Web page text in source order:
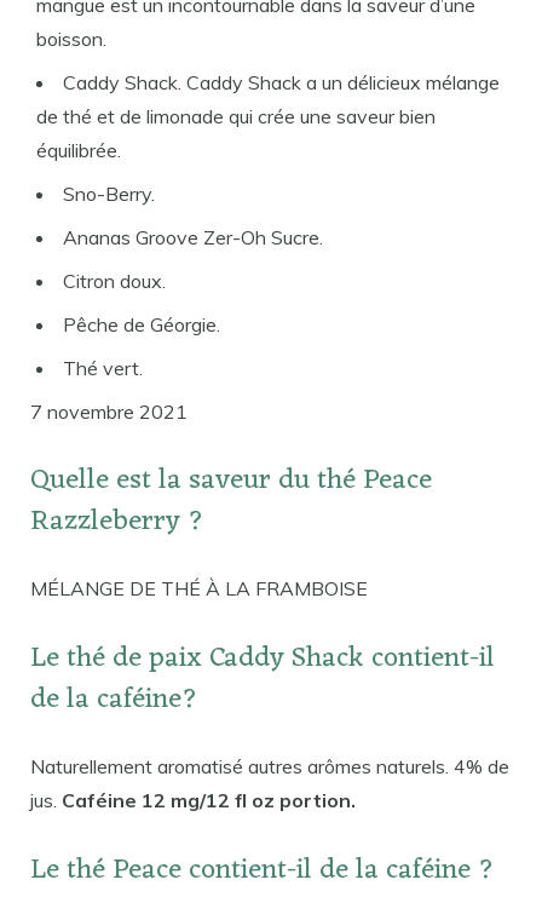
boisson.
Caddy Shack. Caddy Shack a un délicieux mélange
de thé et de limonade qui crée une saveur bien
équilibrée.
Sno-Berry.
Ananas Groove Zer-Oh Sucre.
Citron doux.
Pêche de Géorgie.
Thé vert.
7 novembre 2021
Quelle est la saveur du thé Peace
Razzleberry ?
MÉLANGE DE THÉ À LA FRAMBOISE
Le thé de paix Caddy Shack contient-il
de la caféine?
Naturellement aromatisé autres arômes naturels. 4% de
jus. Caféine 12 mg/12 fl oz portion.
Le thé Peace contient-il de la caféine ?